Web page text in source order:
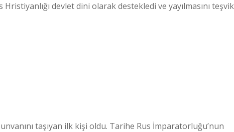
devlet dini olarak destekledi ve yayılmasını teşvik
unvanını taşıyan ilk kişi oldu. Tarihe Rus İmparatorluğu’nun